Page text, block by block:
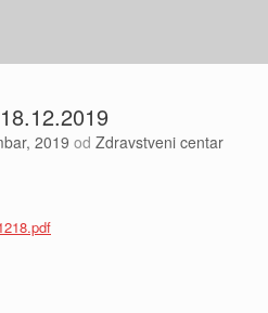
2019 od Zdravstveni centar